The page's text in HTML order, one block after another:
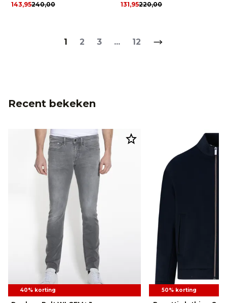
240,00
143,95
220,00
131,95
1 2 3 ... 12
Recent bekeken
40% korting 50% korting